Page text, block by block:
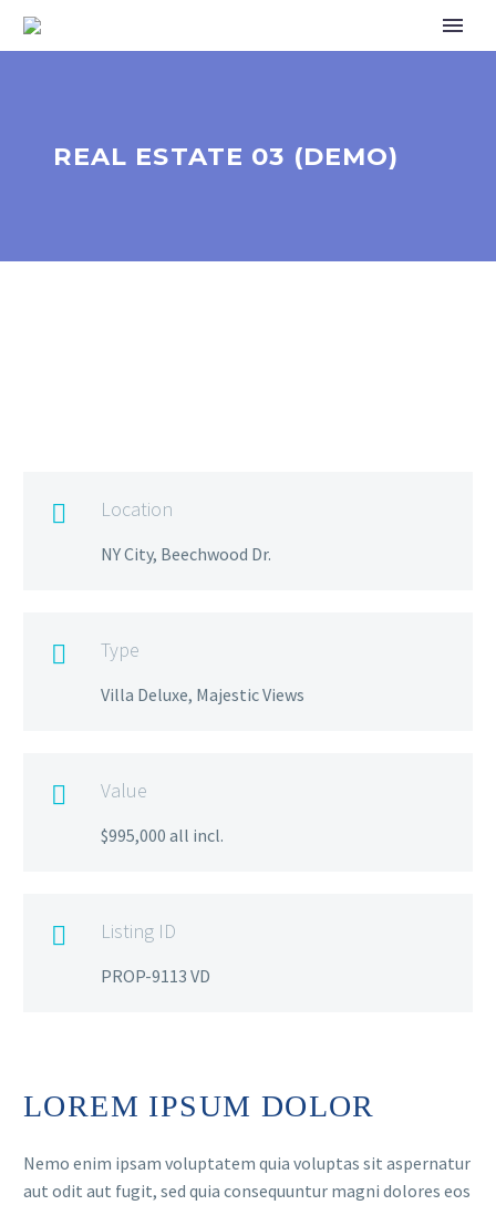
REAL ESTATE 03 (DEMO)
 Location
NY City, Beechwood Dr.
 Type
Villa Deluxe, Majestic Views
 Value
$995,000 all incl.
 Listing ID
PROP-9113 VD
LOREM IPSUM DOLOR
Nemo enim ipsam voluptatem quia voluptas sit aspernatur
aut odit aut fugit, sed quia consequuntur magni dolores eos